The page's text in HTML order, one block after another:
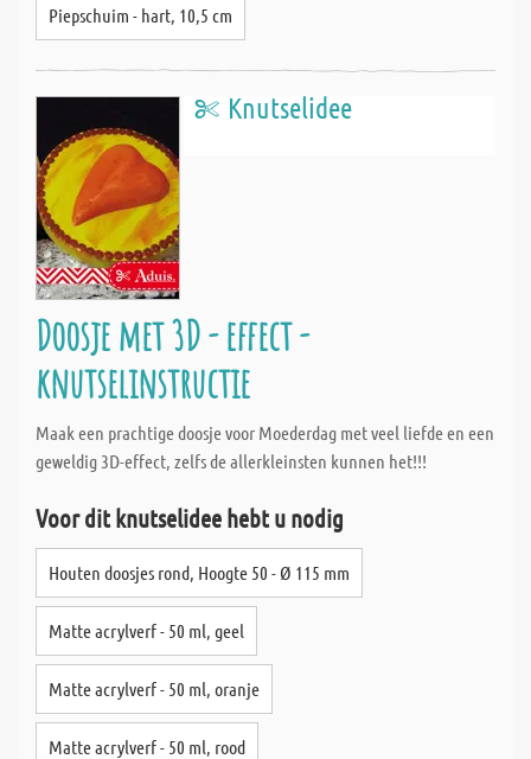
Piepschuim - hart, 10,5 cm
Knutselidee
Doosje met 3D - effect -
knutselinstructie
Maak een prachtige doosje voor Moederdag met veel liefde en een
geweldig 3D-effect, zelfs de allerkleinsten kunnen het!!!
Voor dit knutselidee hebt u nodig
Houten doosjes rond, Hoogte 50 - Ø 115 mm
Matte acrylverf - 50 ml, geel
Matte acrylverf - 50 ml, oranje
Matte acrylverf - 50 ml, rood